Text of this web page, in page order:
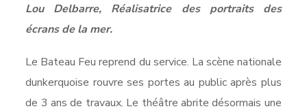
Lou Delbarre, Réalisatrice des portraits des
écrans de la mer.
Le Bateau Feu reprend du service. La scène nationale
dunkerquoise rouvre ses portes au public après plus
de 3 ans de travaux. Le théâtre abrite désormais une